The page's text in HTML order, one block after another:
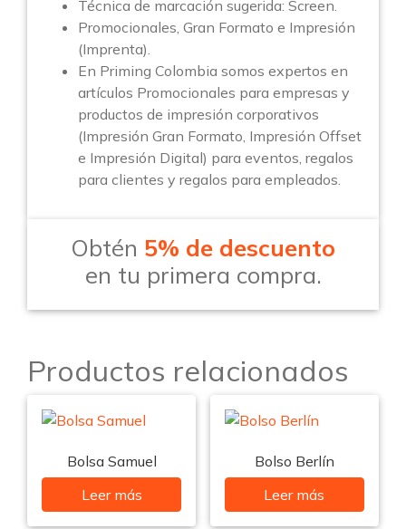
Técnica de marcación sugerida: Screen.
Promocionales, Gran Formato e Impresión
(Imprenta).
En Priming Colombia somos expertos en
artículos Promocionales para empresas y
productos de impresión corporativos
(Impresión Gran Formato, Impresión Offset
e Impresión Digital) para eventos, regalos
para clientes y regalos para empleados.
Obtén 5% de descuento
en tu primera compra.
Productos relacionados
Bolsa Samuel
Leer más
Bolso Berlín
Leer más